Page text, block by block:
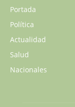
Portada
Política
Actualidad
Salud
Nacionales